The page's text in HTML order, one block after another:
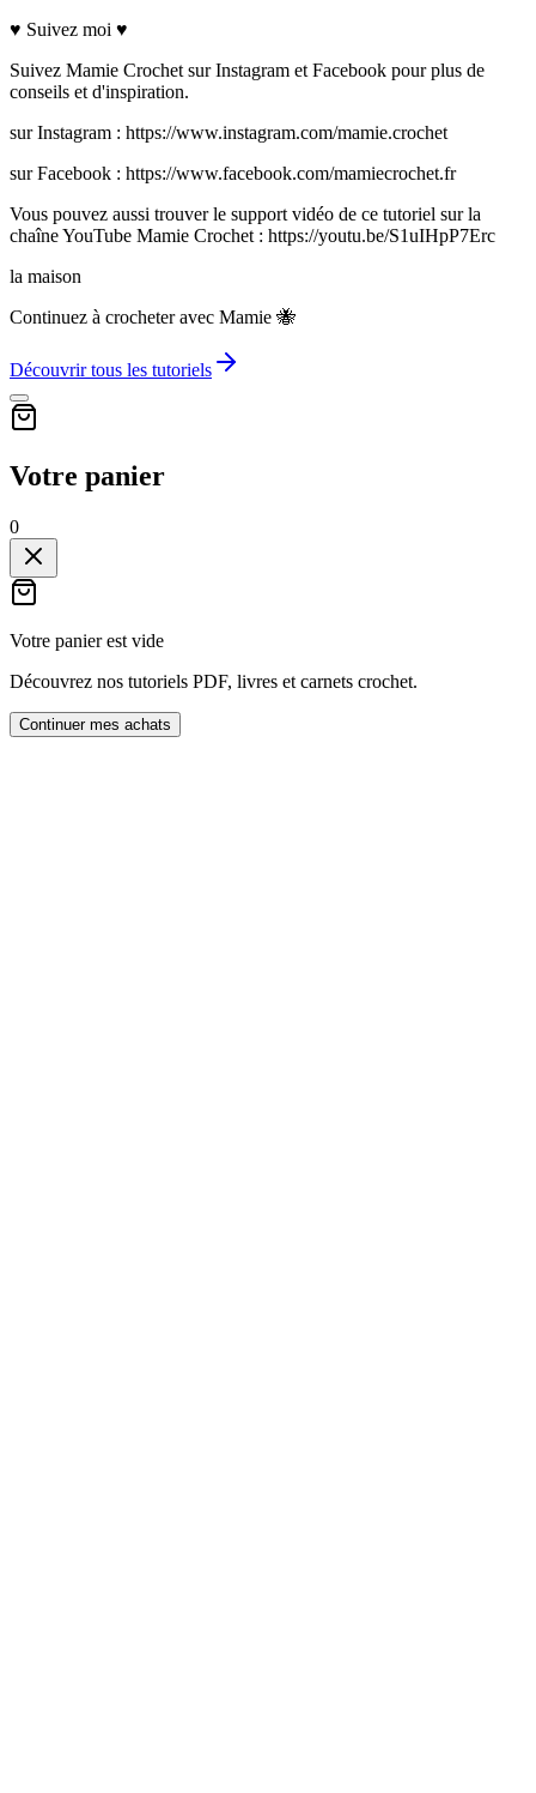
♥ Suivez moi ♥
Suivez Mamie Crochet sur Instagram et Facebook pour plus de
conseils et d'inspiration.
sur Instagram : https://www.instagram.com/mamie.crochet
sur Facebook : https://www.facebook.com/mamiecrochet.fr
Vous pouvez aussi trouver le support vidéo de ce tutoriel sur la
chaîne YouTube Mamie Crochet : https://youtu.be/S1uIHpP7Erc
la maison
Continuez à crocheter avec Mamie 🐝
Découvrir tous les tutoriels
Votre panier
0
Votre panier est vide
Découvrez nos tutoriels PDF, livres et carnets crochet.
Continuer mes achats